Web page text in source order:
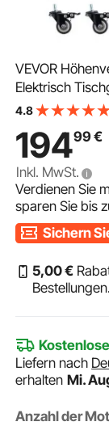
VEVOR
Elektrisch
mit 2 Motoren
4.8
19499€
Inkl. MwSt.
Verdienen Sie
sparen Sie bis
Sichern
5,00€
Bestellungen.
Liefern nach
erhalten Mi.
Anzahl der